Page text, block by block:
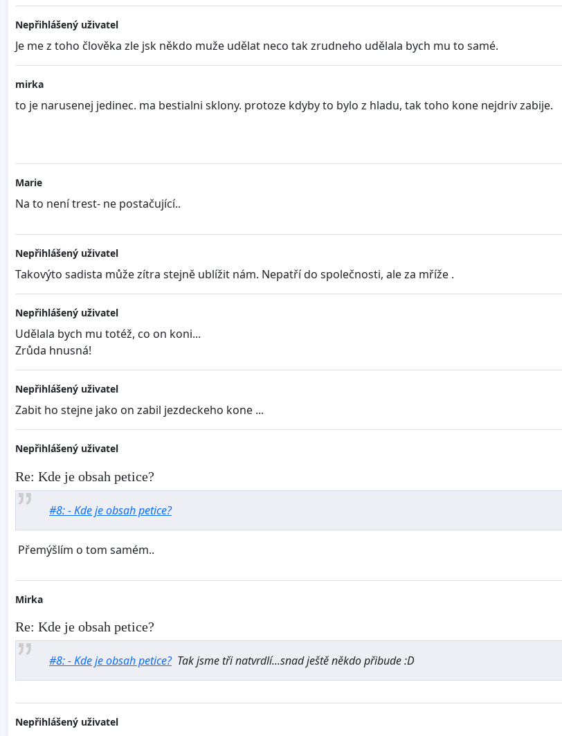
Nepřihlášený uživatel
Je me z toho člověka zle jsk někdo muže udělat neco tak zrudneho udělala bych mu to samé.
mirka
to je narusenej jedinec. ma bestialni sklony. protoze kdyby to bylo z hladu, tak toho kone nejdriv zabije.
Marie
Na to není trest- ne postačující..
Nepřihlášený uživatel
Takovýto sadista může zítra stejně ublížit nám. Nepatří do společnosti, ale za mříže .
Nepřihlášený uživatel
Udělala bych mu totéž, co on koni...
Zrůda hnusná!
Nepřihlášený uživatel
Zabit ho stejne jako on zabil jezdeckeho kone ...
Nepřihlášený uživatel
Re: Kde je obsah petice?
#8: - Kde je obsah petice?
Přemýšlím o tom samém..
Mirka
Re: Kde je obsah petice?
#8: - Kde je obsah petice?Tak jsme tři natvrdlí...snad ještě někdo přibude :D
Nepřihlášený uživatel